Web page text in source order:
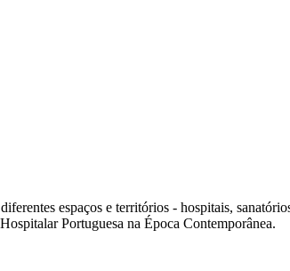
espaços e territórios - hospitais,
Portuguesa na Época Contemporânea.